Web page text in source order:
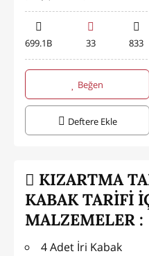
699.1B 33 833
Beğen
Deftere Ekle
KIZARTMA
KABAK TARİFİ
MALZEMELER :
4 Adet İri Kabak